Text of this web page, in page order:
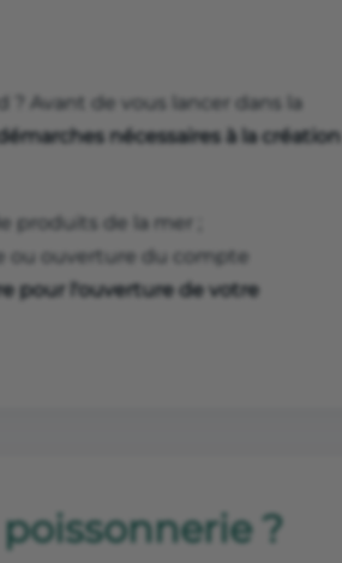
? Avant de vous lancer dans la
nécessaires à la création
produits de la mer ;
ou ouverture du compte
pour l'ouverture de votre
?